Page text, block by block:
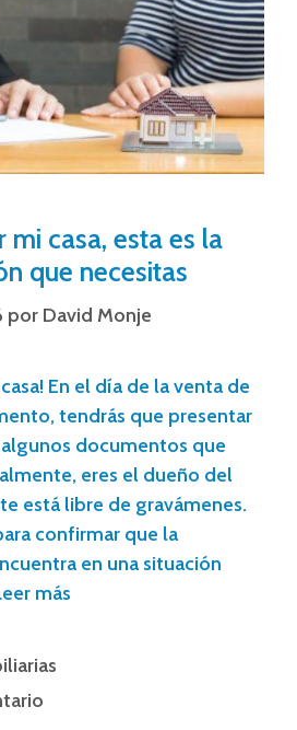
mi casa, esta es la
que necesitas
por David Monje
En el día de la venta de
tendrás que presentar
documentos que
eres el dueño del
está libre de gravámenes.
confirmar que la
en una situación
más